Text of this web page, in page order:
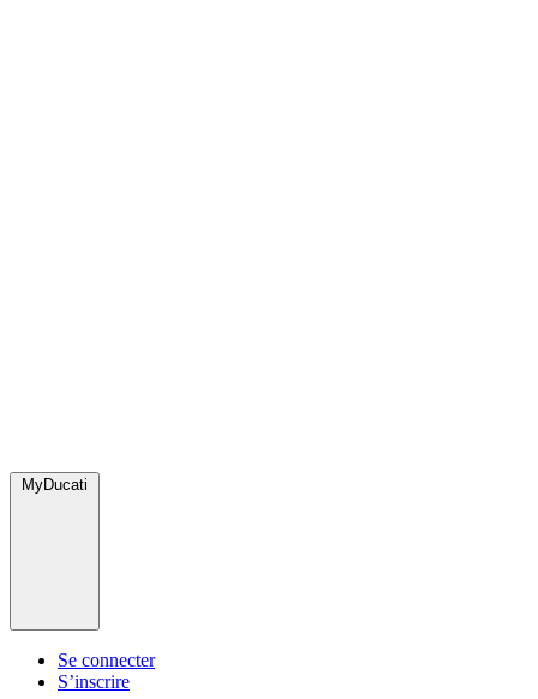
MyDucati
Se connecter
S’inscrire